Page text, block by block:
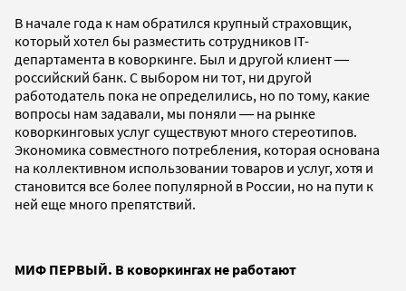
В начале года к нам обратился крупный страховщик,
который хотел бы разместить сотрудников IT-
департамента в коворкинге. Был и другой клиент ―
российский банк. С выбором ни тот, ни другой
работодатель пока не определились, но по тому, какие
вопросы нам задавали, мы поняли ― на рынке
коворкинговых услуг существуют много стереотипов.
Экономика совместного потребления, которая основана
на коллективном использовании товаров и услуг, хотя и
становится все более популярной в России, но на пути к
ней еще много препятствий.
МИФ ПЕРВЫЙ. В коворкингах не работают